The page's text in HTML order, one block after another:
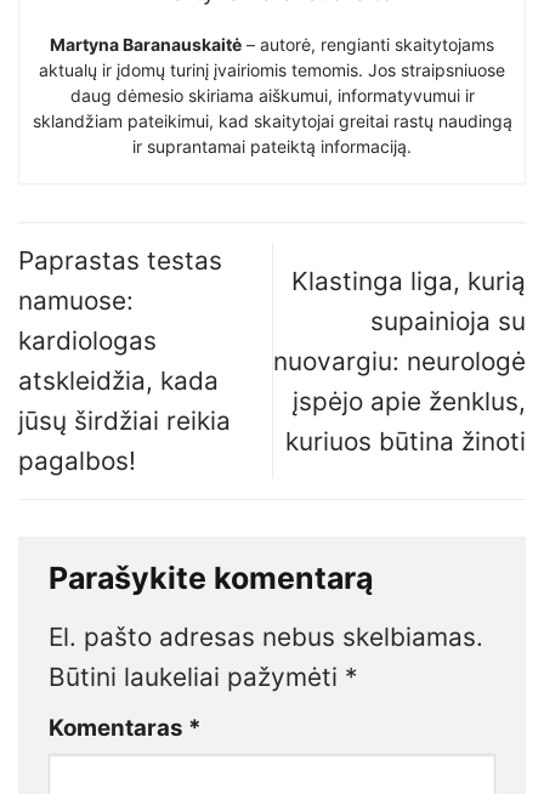
Martyna Baranauskaitė – autorė, rengianti skaitytojams
aktualų ir įdomų turinį įvairiomis temomis. Jos straipsniuose
daug dėmesio skiriama aiškumui, informatyvumui ir
sklandžiam pateikimui, kad skaitytojai greitai rastų naudingą
ir suprantamai pateiktą informaciją.
Paprastas testas
namuose:
kardiologas
atskleidžia, kada
jūsų širdžiai reikia
pagalbos!
Klastinga liga, kurią
supainioja su
nuovargiu: neurologė
įspėjo apie ženklus,
kuriuos būtina žinoti
Parašykite komentarą
El. pašto adresas nebus skelbiamas.
Būtini laukeliai pažymėti *
Komentaras *